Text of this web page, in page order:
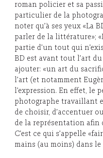
roman policier et sa
particulier de la
noter qu’à ses yeux «La
parler de la littérature»;
partie d’un tout qui
BD est avant tout l’art
ajouter: «un art du
l’art (et notamment
l’expression. En effet, le
photographe travaillant
de choisir, d’accentuer
de la représentation afin
C’est ce qui s’appelle
mains (au moins) dans le